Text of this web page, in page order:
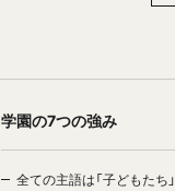
学園の7つの強み
全ての主語は「子どもたち」